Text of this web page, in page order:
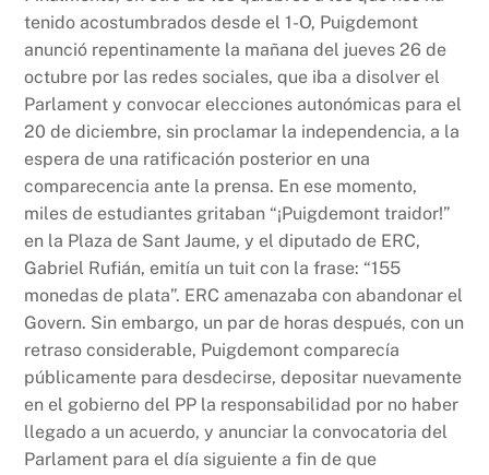
tenido acostumbrados desde el 1-O, Puigdemont
anunció repentinamente la mañana del jueves 26 de
octubre por las redes sociales, que iba a disolver el
Parlament y convocar elecciones autonómicas para el
20 de diciembre, sin proclamar la independencia, a la
espera de una ratificación posterior en una
comparecencia ante la prensa. En ese momento,
miles de estudiantes gritaban “¡Puigdemont traidor!”
en la Plaza de Sant Jaume, y el diputado de ERC,
Gabriel Rufián, emitía un tuit con la frase: “155
monedas de plata”. ERC amenazaba con abandonar el
Govern. Sin embargo, un par de horas después, con un
retraso considerable, Puigdemont comparecía
públicamente para desdecirse, depositar nuevamente
en el gobierno del PP la responsabilidad por no haber
llegado a un acuerdo, y anunciar la convocatoria del
Parlament para el día siguiente a fin de que